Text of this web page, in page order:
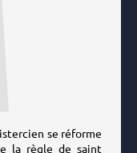
se réforme
la règle de saint